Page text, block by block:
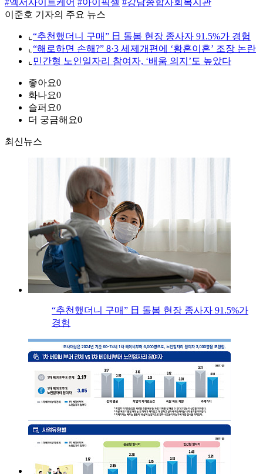
#엑서사이트케어 #아이픽셀 #강남종합사회복지관
이준호 기자의 주요 뉴스
⌞ “추천했더니 구매” 日 돌봄 현장 종사자 91.5%가 경험
⌞ “해로하면 손해?” 8·3 세제개편에 ‘황혼이혼’ 조장 논란
⌞ 민간형 노인일자리 참여자, ‘배움 의지’도 높았다
좋아요0
화나요0
슬퍼요0
더 궁금해요0
최신뉴스
“추천했더니 구매” 日 돌봄 현장 종사자 91.5%가
경험